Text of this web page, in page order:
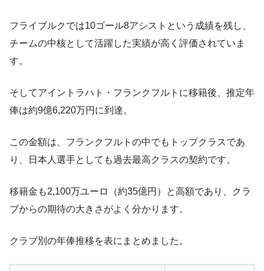
フライブルクでは10ゴール8アシストという成績を残し、
チームの中核として活躍した実績が高く評価されていま
す。
そしてアイントラハト・フランクフルトに移籍後、推定年
俸は約9億6,220万円に到達。
この金額は、フランクフルトの中でもトップクラスであ
り、日本人選手としても過去最高クラスの契約です。
移籍金も2,100万ユーロ（約35億円）と高額であり、クラ
ブからの期待の大きさがよく分かります。
クラブ別の年俸推移を表にまとめました。